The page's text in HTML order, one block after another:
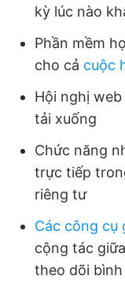
kỳ lúc nào
Phần mềm
cho cả cuộc
Hội nghị
tải xuống
Chức năng
trực tiếp
riêng tư
Các công cụ
cộng tác
theo dõi bình